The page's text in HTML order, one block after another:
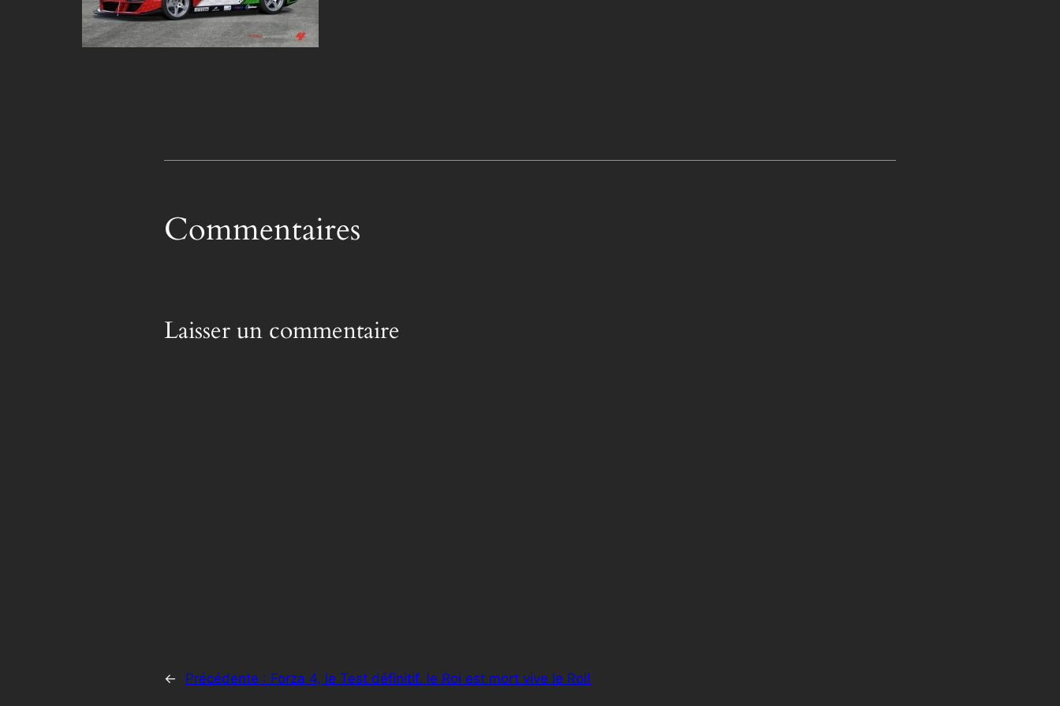
Commentaires
Laisser un commentaire
← Précédente : Forza 4, le Test définitif. le Roi est mort vive le Roi!